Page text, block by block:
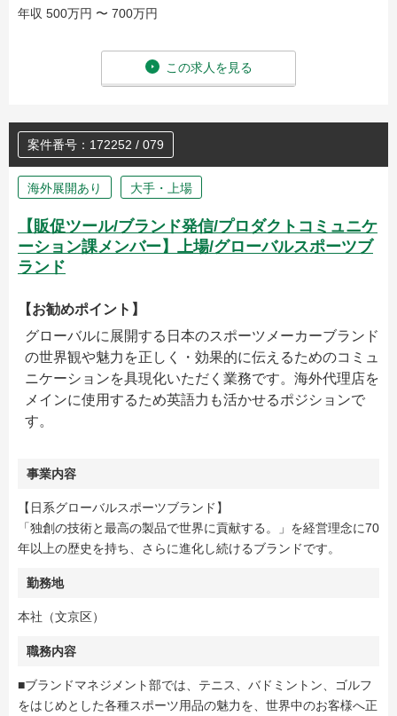
年収 500万円 〜 700万円
この求人を見る
案件番号：172252 / 079
海外展開あり 大手・上場
【販促ツール/ブランド発信/プロダクトコミュニケ
ーション課メンバー】上場/グローバルスポーツブ
ランド
【お勧めポイント】
グローバルに展開する日本のスポーツメーカーブランド
の世界観や魅力を正しく・効果的に伝えるためのコミュ
ニケーションを具現化いただく業務です。海外代理店を
メインに使用するため英語力も活かせるポジションで
す。
事業内容
【日系グローバルスポーツブランド】
「独創の技術と最高の製品で世界に貢献する。」を経営理念に70
年以上の歴史を持ち、さらに進化し続けるブランドです。
勤務地
本社（文京区）
職務内容
■ブランドマネジメント部では、テニス、バドミントン、ゴルフ
をはじめとした各種スポーツ用品の魅力を、世界中のお客様へ正